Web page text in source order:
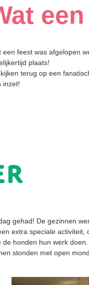
een feest was afgelopen
plaats!
terug op een
inzet!
gehad! De gezinnen
extra speciale activiteit,
honden hun werk
stonden met open